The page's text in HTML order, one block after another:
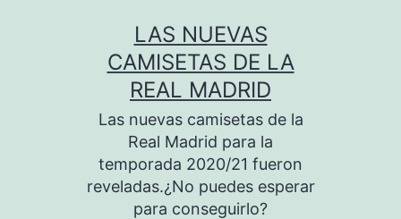
LAS NUEVAS
CAMISETAS DE LA
REAL MADRID
Las nuevas camisetas de la
Real Madrid para la
temporada 2020/21 fueron
reveladas.¿No puedes esperar
para conseguirlo?